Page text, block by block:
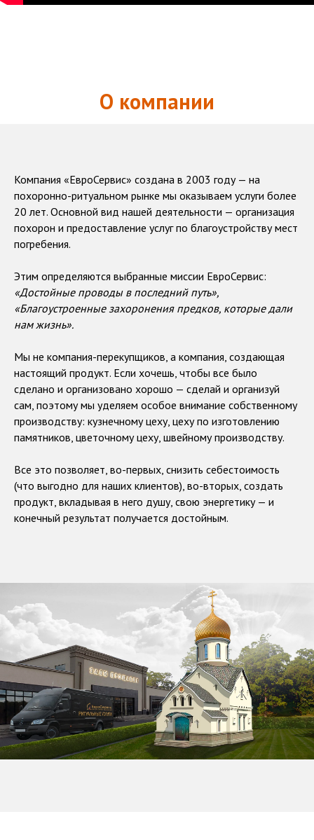
О компании
Компания «ЕвроСервис» создана в 2003 году — на
похоронно-ритуальном рынке мы оказываем услуги более
20 лет. Основной вид нашей деятельности — организация
похорон и предоставление услуг по благоустройству мест
погребения.
Этим определяются выбранные миссии ЕвроСервис:
«Достойные проводы в последний путь»,
«Благоустроенные захоронения предков, которые дали
нам жизнь».
Мы не компания-перекупщиков, а компания, создающая
настоящий продукт. Если хочешь, чтобы все было
сделано и организовано хорошо — сделай и организуй
сам, поэтому мы уделяем особое внимание собственному
производству: кузнечному цеху, цеху по изготовлению
памятников, цветочному цеху, швейному производству.
Все это позволяет, во-первых, снизить себестоимость
(что выгодно для наших клиентов), во-вторых, создать
продукт, вкладывая в него душу, свою энергетику — и
конечный результат получается достойным.